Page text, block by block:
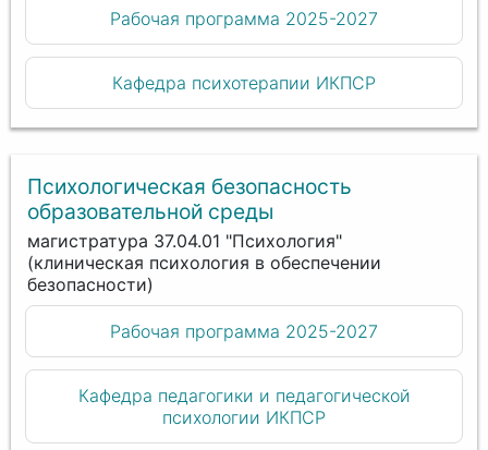
Рабочая программа 2025-2027
Кафедра психотерапии ИКПСР
Психологическая безопасность
образовательной среды
магистратура 37.04.01 "Психология"
(клиническая психология в обеспечении
безопасности)
Рабочая программа 2025-2027
Кафедра педагогики и педагогической
психологии ИКПСР